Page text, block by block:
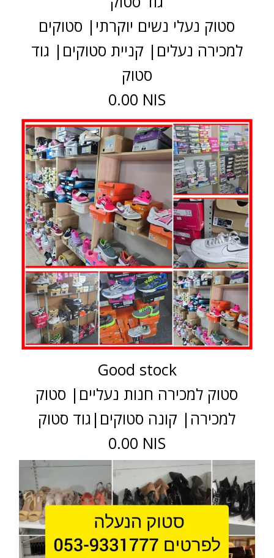
סטוק נעלי נשים יוקרתי| סטוקים
למכירה נעלים| קניית סטוקים| גוד
סטוק
0.00 NIS
Good stock
סטוק למכירה חנות נעליים| סטוק
למכירה| קונה סטוקים|גוד סטוק
0.00 NIS